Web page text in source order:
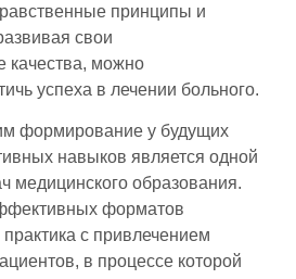
принципы и
свои
качества, можно
успеха в лечении больного.
у будущих
навыков является одной
медицинского образования.
форматов
с привлечением
в процессе которой